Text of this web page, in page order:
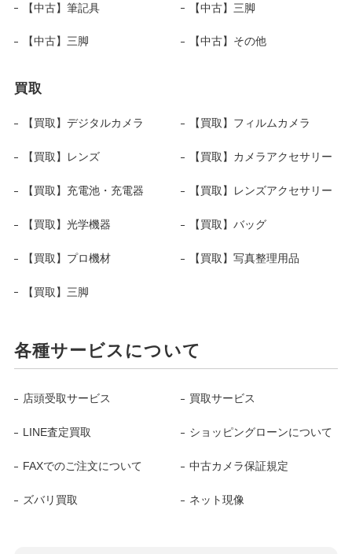
【中古】筆記具 【中古】三脚
【中古】三脚 【中古】その他
買取
【買取】デジタルカメラ 【買取】フィルムカメラ
【買取】レンズ 【買取】カメラアクセサリー
【買取】充電池・充電器 【買取】レンズアクセサリー
【買取】光学機器 【買取】バッグ
【買取】プロ機材 【買取】写真整理用品
【買取】三脚
各種サービスについて
店頭受取サービス 買取サービス
LINE査定買取 ショッピングローンについて
FAXでのご注文について 中古カメラ保証規定
ズバリ買取 ネット現像